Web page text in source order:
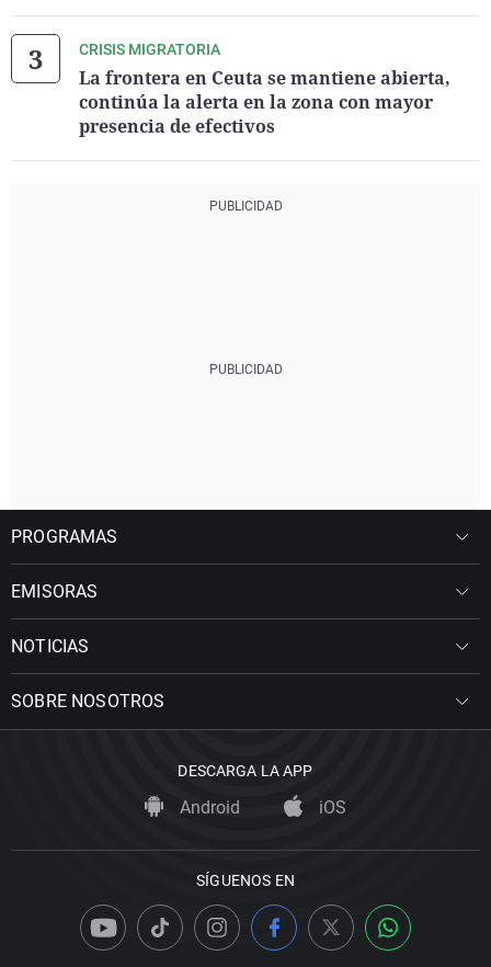
CRISIS MIGRATORIA
La frontera en Ceuta se mantiene abierta,
continúa la alerta en la zona con mayor
presencia de efectivos
PROGRAMAS
EMISORAS
NOTICIAS
SOBRE NOSOTROS
DESCARGA LA APP
Android iOS
SÍGUENOS EN